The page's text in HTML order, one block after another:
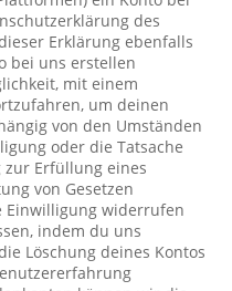
des
Erklärung ebenfalls
bei uns erstellen
mit einem
um deinen
von den Umständen
oder die Tatsache
zur Erfüllung eines
von Gesetzen
Einwilligung widerrufen
indem du uns
Löschung deines Kontos